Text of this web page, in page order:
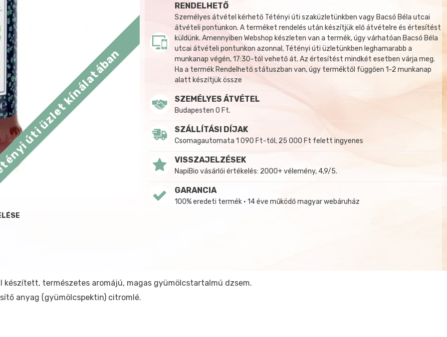
üzlet kínálatában
RENDELHETŐ
Személyes átvétel kérhető Tétényi úti szaküzletünkben vagy Bacsó Béla utcai
átvételi pontunkon. A terméket rendelés után készítjük elő átvételre és értesítést
küldünk. Amennyiben Webshop készleten van a termék, úgy várhatóan Bacsó Béla
utcai átvételi pontunkon azonnal, Tétényi úti üzletünkben leghamarabb a
munkanap végén, 17:30-tól vehető át. Az értesítést mindkét esetben várja meg.
Ha a termék Rendelhető státuszban van, úgy terméktől függően 1-2 munkanap
alatt készítjük össze
SZEMÉLYES ÁTVÉTEL
Budapesten 0 Ft.
SZÁLLÍTÁSI DÍJAK
Csomagautomata 1 090 Ft-tól, 25 000 Ft felett ingyenes
VISSZAJELZÉSEK
NapiBio vásárlói értékelés: 2000+ vélemény, 4,9/5.
GARANCIA
100% eredeti termék • 14 éve működő magyar webáruház
természetes aromájú, magas gyümölcstartalmú dzsem.
anyag (gyümölcspektin) citromlé.